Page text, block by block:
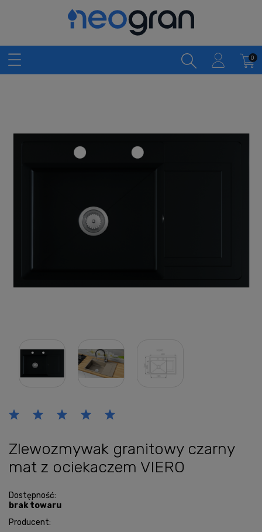
Zlewozmywak granitowy czarny
mat z ociekaczem VIERO
Dostępność:
brak towaru
Producent: